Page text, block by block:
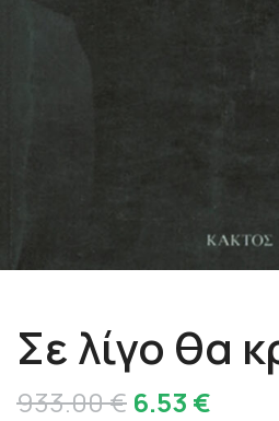
Σε λίγο θα
933.00€ Original
6.53 €